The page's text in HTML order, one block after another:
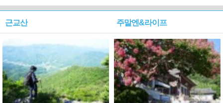
근교산 주말엔&라이프